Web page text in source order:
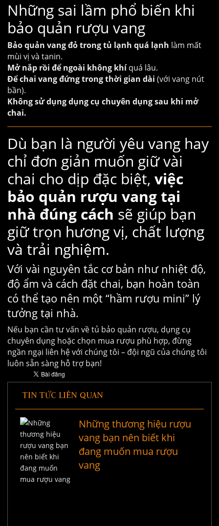
Những sai lầm phổ biến khi
bảo quản rượu vang
Bảo quản vang đỏ trong tủ lạnh quá lạnh làm mất
mùi vị và tanin.
Mở nắp rồi để ngoài không khíquá lâu.
Để chai vang đứng trong thời gian dài (với vang nút
bần).
Không sử dụng dụng cụ chuyên dụng sau khi mở
chai.
Dù bạn là người yêu vang hay
chỉ đơn giản muốn giữ vài
chai cho dịp đặc biệt, việc
bảo quản rượu vang tại
nhà đúng cách sẽ giúp bạn
giữ trọn hương vị, chất lượng
và trải nghiệm.
Với vài nguyên tắc cơ bản như nhiệt độ,
độ ẩm và cách đặt chai, bạn hoàn toàn
có thể tạo nên một “hầm rượu mini” lý
tưởng tại nhà.
Nếu bạn cần tư vấn về tủ bảo quản rượu, dụng cụ
chuyên dụng hoặc chọn mua rượu phù hợp, đừng
ngần ngại liên hệ với chúng tôi – đội ngũ của chúng tôi
luôn sẵn sàng hỗ trợ bạn!
TIN TỨC LIÊN QUAN
Những thương hiệu rượu
vang bạn nên biết khi
đang muốn mua rượu
vang